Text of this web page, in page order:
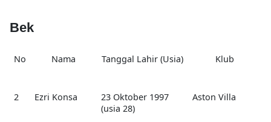
Bek
No Nama Tanggal Lahir (Usia) Klub
2 Ezri Konsa
23 Oktober 1997
(usia 28)
Aston Villa